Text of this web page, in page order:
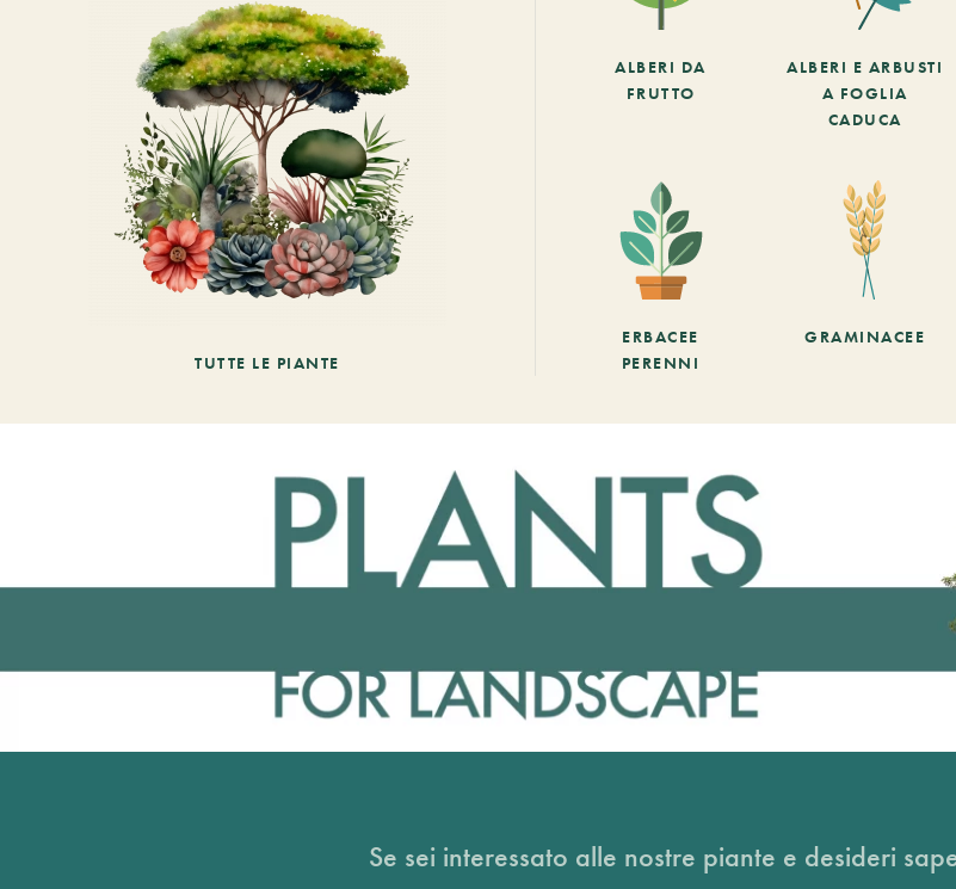
TUTTE LE PIANTE
ALBERI DA
FRUTTO
ALBERI E ARBUSTI
A FOGLIA
CADUCA
ERBACEE
PERENNI
GRAMINACEE
Se sei interessato alle nostre piante e desideri